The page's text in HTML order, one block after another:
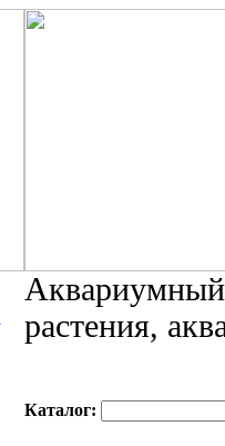
растения,
Каталог: